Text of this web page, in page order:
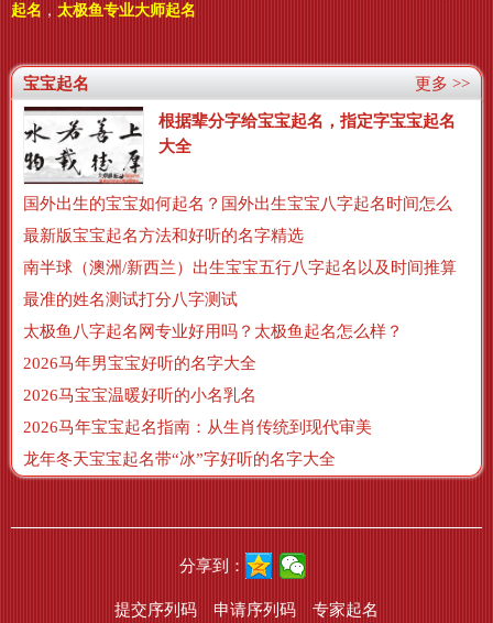
起名 ， 太极鱼专业大师起名
更多 >>
宝宝起名
根据辈分字给宝宝起名，指定字宝宝起名
大全
最新版宝宝起名方法和好听的名字精选
南半球（澳洲/新西兰）出生宝宝五行八字起名以及时间推算
最准的姓名测试打分八字测试
太极鱼八字起名网专业好用吗？太极鱼起名怎么样？
2026马年男宝宝好听的名字大全
2026马宝宝温暖好听的小名乳名
2026马年宝宝起名指南：从生肖传统到现代审美
龙年冬天宝宝起名带“冰”字好听的名字大全
分享到：
提交序列码 申请序列码 专家起名